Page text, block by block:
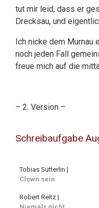
tut mir leid, dass er
Drecksau, und
Ich nicke dem Murnau
noch jeden Fall
freue mich auf die
– 2. Version –
Schreibaufgabe
Tobias Sütterlin |
Clown sein
Robert Reitz |